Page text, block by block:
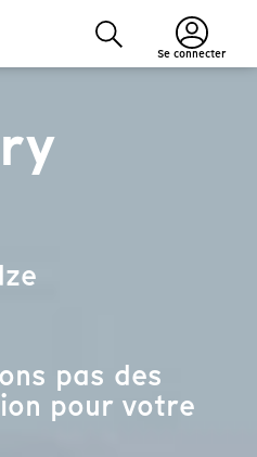
Se connecter
pas des
pour votre